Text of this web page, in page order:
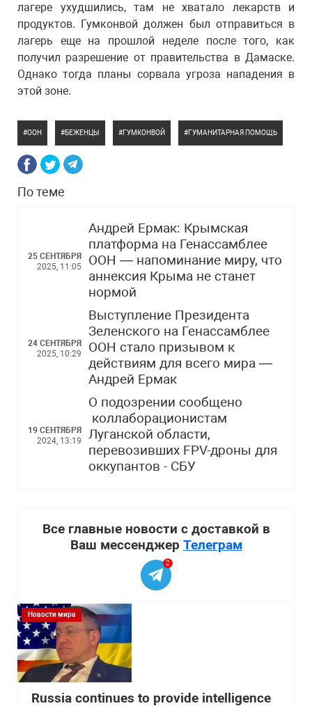
лагере ухудшились, там не хватало лекарств и
продуктов. Гумконвой должен был отправиться в
лагерь еще на прошлой неделе после того, как
получил разрешение от правительства в Дамаске.
Однако тогда планы сорвала угроза нападения в
этой зоне.
ООН БЕЖЕНЦЫ ГУМКОНВОЙ ГУМАНИТАРНАЯ ПОМОЩЬ
По теме
25 СЕНТЯБРЯ
2025, 11:05
Андрей Ермак: Крымская
платформа на Генассамблее
ООН — напоминание миру, что
аннексия Крыма не станет
нормой
24 СЕНТЯБРЯ
2025, 10:29
Выступление Президента
Зеленского на Генассамблее
ООН стало призывом к
действиям для всего мира —
Андрей Ермак
19 СЕНТЯБРЯ
2024, 13:19
О подозрении сообщено
коллаборационистам
Луганской области,
перевозивших FPV-дроны для
оккупантов - СБУ
Все главные новости с доставкой в
Ваш мессенджер Телеграм
2
Новости мира
Russia continues to provide intelligence